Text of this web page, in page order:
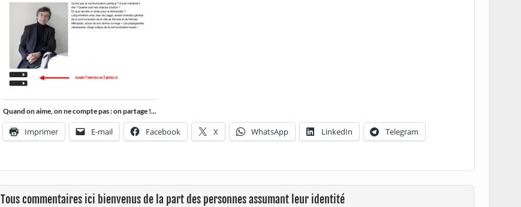
Quand on aime, on ne compte pas : on partage !...
Imprimer E-mail Facebook X WhatsApp LinkedIn Telegram
Tous commentaires ici bienvenus de la part des personnes assumant leur identité